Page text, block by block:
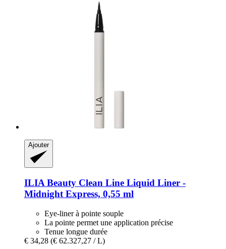
Ajouter
ILIA Beauty Clean Line Liquid Liner -​
Midnight Express, 0,55 ml
Eye-liner à pointe souple
La pointe permet une application précise
Tenue longue durée
€ 34,28 (€ 62.327,27 / L)